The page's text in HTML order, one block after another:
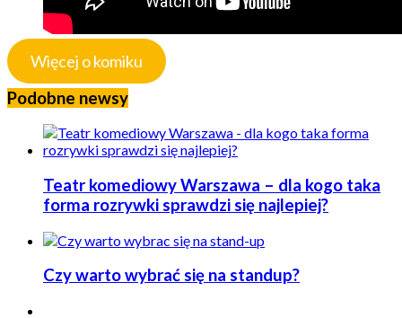
Więcej o komiku
Podobne newsy
Teatr komediowy Warszawa – dla kogo taka
forma rozrywki sprawdzi się najlepiej?
Czy warto wybrać się na standup?